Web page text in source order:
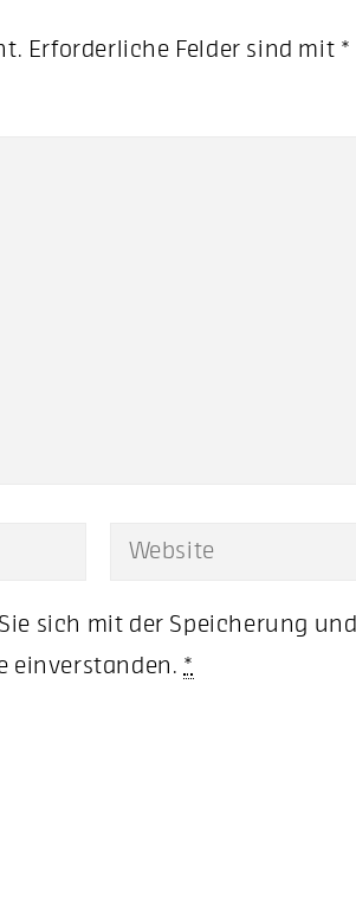
Erforderliche Felder sind mit *
sich mit der Speicherung und
einverstanden. *